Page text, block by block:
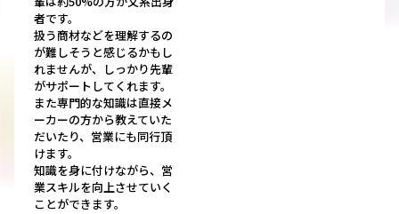
者です。
扱う商材などを理解するの
が難しそうと感じるかもし
れませんが、しっかり先輩
がサポートしてくれます。
また専門的な知識は直接メ
ーカーの方から教えていた
だいたり、営業にも同行頂
けます。
知識を身に付けながら、営
業スキルを向上させていく
ことができます。